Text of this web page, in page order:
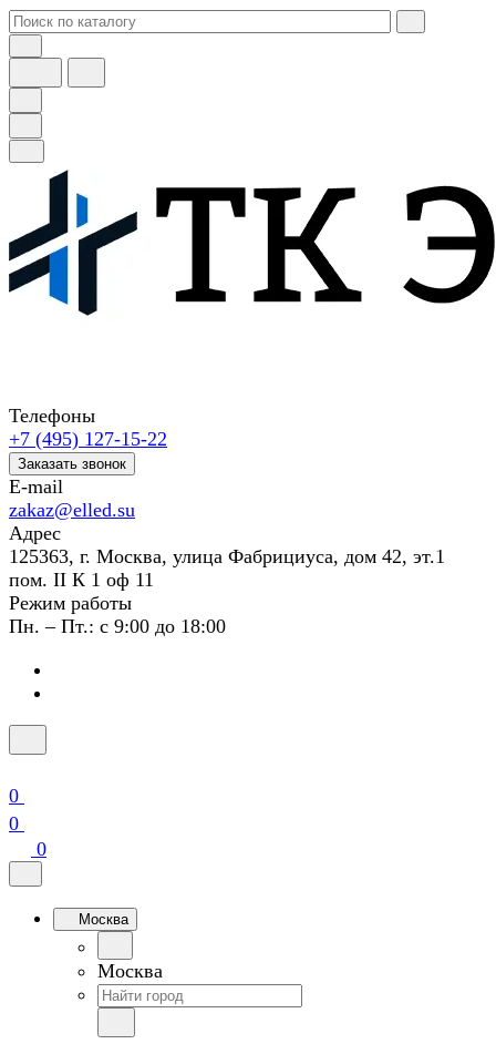
Телефоны
+7 (495) 127-15-22
Заказать звонок
E-mail
zakaz@elled.su
Адрес
125363, г. Москва, улица Фабрициуса, дом 42, эт.1
пом. II К 1 оф 11
Режим работы
Пн. – Пт.: с 9:00 до 18:00
0
0
0
Москва
Москва